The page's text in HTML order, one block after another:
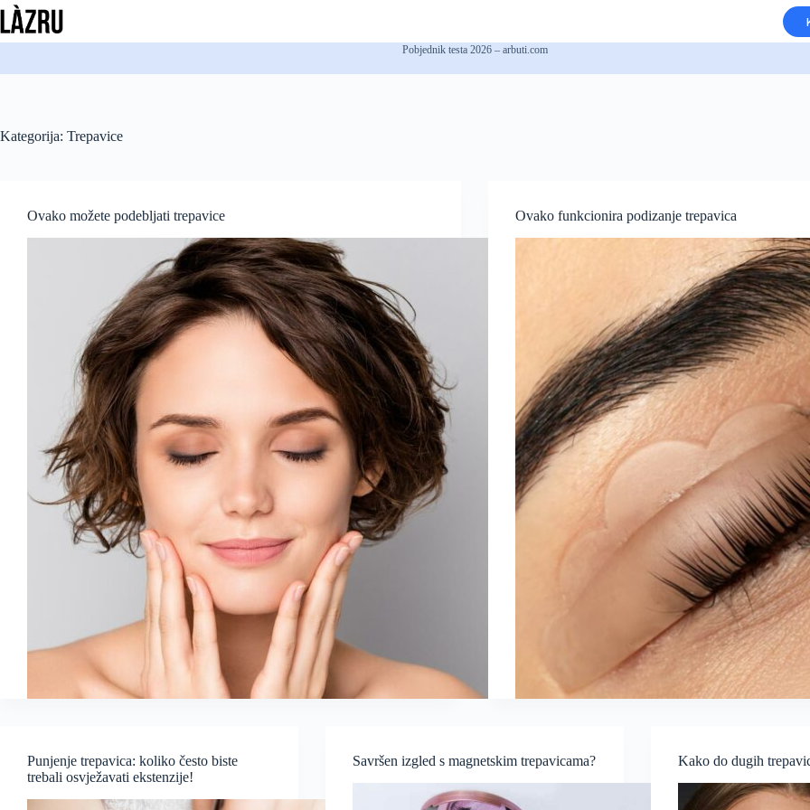
Preskoči
na
sadržaj
Pobjednik testa 2026 – arbuti.com
Kategorija: Trepavice
Ovako možete podebljati trepavice Ovako funkcionira podizanje trepavica
Punjenje trepavica: koliko često biste
trebali osvježavati ekstenzije!
Savršen izgled s magnetskim trepavicama? Kako do dugih